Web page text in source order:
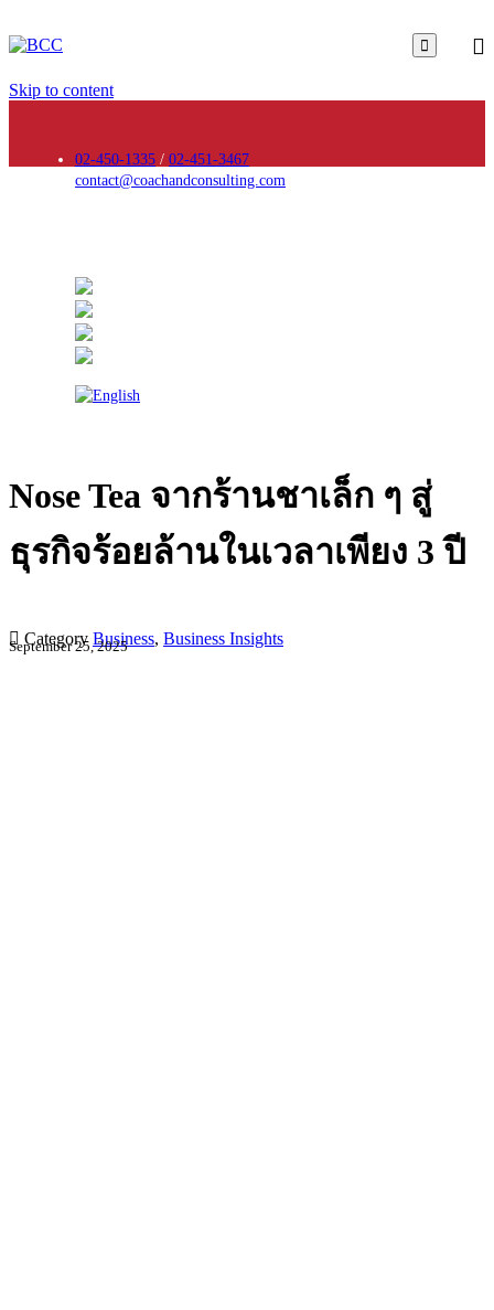

Skip to content
02-450-1335 / 02-451-3467
contact@coachandconsulting.com
Nose Tea จากร้านชาเล็ก ๆ สู่
ธุรกิจร้อยล้านในเวลาเพียง 3 ปี
 CategoryBusiness, Business Insights
September 25, 2025